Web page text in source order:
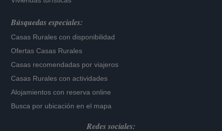
Búsquedas especiales:
Casas Rurales con disponibilidad
Ofertas Casas Rurales
Casas recomendadas por viajeros
Casas Rurales con actividades
Alojamientos con reserva online
Busca por ubicación en el mapa
Redes sociales: